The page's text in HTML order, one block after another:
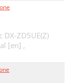
ZD5UE(Z)
[en] ,